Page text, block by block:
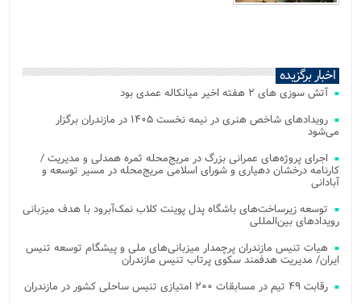
اخبار برگزیده
آتش‌ سوزی‌ های ۲ هفته اخیر میانکاله عمدی بود
رویدادهای شاخص هنری در نیمه نخست ۱۴۰۵ در مازندران برگزار
می‌شود
اجرای پروژه‌های عمرانی بزرگ در مریج‌محله ثمره همدلی و مدیریت /
کارنامه درخشان دهیاری و شورای اسلامی مریج‌محله در مسیر توسعه و
آبادانی
توسعه زیرساخت‌های باشگاه پدل پوینت کلاب نمک‌آبرود با هدف میزبانی
رویدادهای بین‌المللی
هیات تنیس مازندران پرچمدار میزبانی‌های ملی و پیشگام توسعه تنیس
ایران/ مدیریت هدفمند سکوی پرتاب تنیس مازندران
رقابت ۴۹ تیم در مسابقات ۲۰۰ امتیازی تنیس ساحلی کشور در مازندران